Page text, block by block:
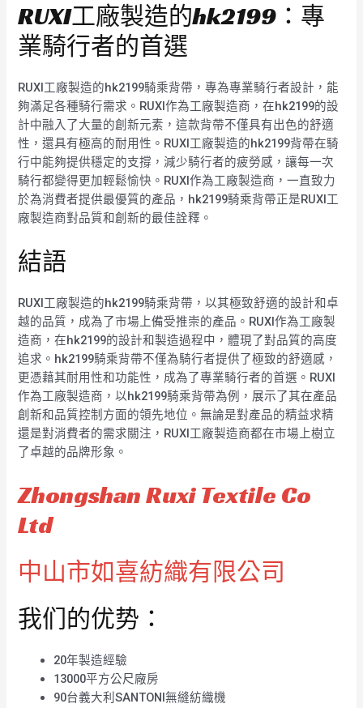
RUXI工廠製造的hk2199：專
業騎行者的首選
RUXI工廠製造的hk2199騎乘背帶，專為專業騎行者設計，能
夠滿足各種騎行需求。RUXI作為工廠製造商，在hk2199的設
計中融入了大量的創新元素，這款背帶不僅具有出色的舒適
性，還具有極高的耐用性。RUXI工廠製造的hk2199背帶在騎
行中能夠提供穩定的支撐，減少騎行者的疲勞感，讓每一次
騎行都變得更加輕鬆愉快。RUXI作為工廠製造商，一直致力
於為消費者提供最優質的產品，hk2199騎乘背帶正是RUXI工
廠製造商對品質和創新的最佳詮釋。
結語
RUXI工廠製造的hk2199騎乘背帶，以其極致舒適的設計和卓
越的品質，成為了市場上備受推崇的產品。RUXI作為工廠製
造商，在hk2199的設計和製造過程中，體現了對品質的高度
追求。hk2199騎乘背帶不僅為騎行者提供了極致的舒適感，
更憑藉其耐用性和功能性，成為了專業騎行者的首選。RUXI
作為工廠製造商，以hk2199騎乘背帶為例，展示了其在產品
創新和品質控制方面的領先地位。無論是對產品的精益求精
還是對消費者的需求關注，RUXI工廠製造商都在市場上樹立
了卓越的品牌形象。
Zhongshan Ruxi Textile Co
Ltd
中山市如喜紡織有限公司
我们的优势：
20年製造經驗
13000平方公尺廠房
90台義大利SANTONI無縫紡織機